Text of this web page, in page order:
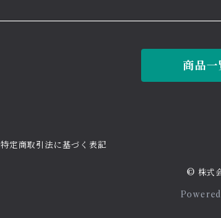
商品一
特定商取引法に基づく表記
© 株式